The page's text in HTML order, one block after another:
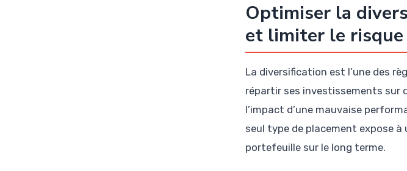
Optimiser la
et limiter le
La diversification est l’une des
répartir ses investissements sur
l’impact d’une mauvaise
seul type de placement expose
portefeuille sur le long terme.